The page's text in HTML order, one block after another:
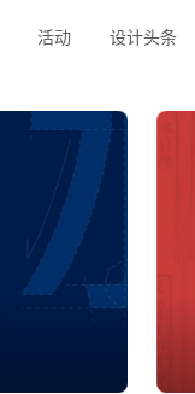
活动 设计头条